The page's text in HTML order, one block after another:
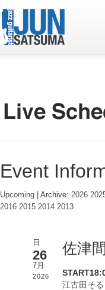
Discography
Photo
Contact
Online Lesson
Event
Upcoming | Archive: 2026
2016 2015 2014 2013
日
26
7月
2026
佐津
江古田そ